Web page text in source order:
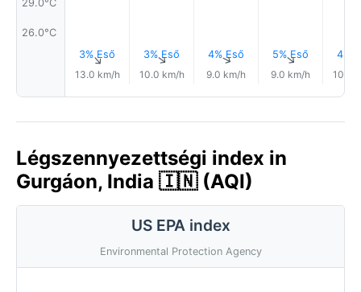
26.0°C
3% Eső
↑
13.0 km/h
3% Eső
↑
10.0 km/h
4% Eső
↑
9.0 km/h
5% Eső
↑
9.0 km/h
4%
10.0
Légszennyezettségi index in
Gurgáon, India 🇮🇳 (AQI)
US EPA index
Environmental Protection Agency